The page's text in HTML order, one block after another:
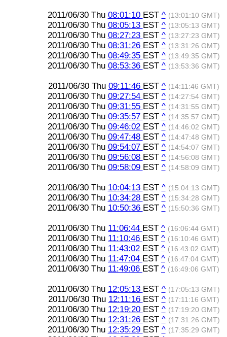
2011/06/30 Thu 08:01:10 EST ^ (13:01:10 GMT)
2011/06/30 Thu 08:05:13 EST ^ (13:05:13 GMT)
2011/06/30 Thu 08:27:23 EST ^ (13:27:23 GMT)
2011/06/30 Thu 08:31:26 EST ^ (13:31:26 GMT)
2011/06/30 Thu 08:49:35 EST ^ (13:49:35 GMT)
2011/06/30 Thu 08:53:36 EST ^ (13:53:36 GMT)
2011/06/30 Thu 09:11:46 EST ^ (14:11:46 GMT)
2011/06/30 Thu 09:27:54 EST ^ (14:27:54 GMT)
2011/06/30 Thu 09:31:55 EST ^ (14:31:55 GMT)
2011/06/30 Thu 09:35:57 EST ^ (14:35:57 GMT)
2011/06/30 Thu 09:46:02 EST ^ (14:46:02 GMT)
2011/06/30 Thu 09:47:48 EST ^ (14:47:48 GMT)
2011/06/30 Thu 09:54:07 EST ^ (14:54:07 GMT)
2011/06/30 Thu 09:56:08 EST ^ (14:56:08 GMT)
2011/06/30 Thu 09:58:09 EST ^ (14:58:09 GMT)
2011/06/30 Thu 10:04:13 EST ^ (15:04:13 GMT)
2011/06/30 Thu 10:34:28 EST ^ (15:34:28 GMT)
2011/06/30 Thu 10:50:36 EST ^ (15:50:36 GMT)
2011/06/30 Thu 11:06:44 EST ^ (16:06:44 GMT)
2011/06/30 Thu 11:10:46 EST ^ (16:10:46 GMT)
2011/06/30 Thu 11:43:02 EST ^ (16:43:02 GMT)
2011/06/30 Thu 11:47:04 EST ^ (16:47:04 GMT)
2011/06/30 Thu 11:49:06 EST ^ (16:49:06 GMT)
2011/06/30 Thu 12:05:13 EST ^ (17:05:13 GMT)
2011/06/30 Thu 12:11:16 EST ^ (17:11:16 GMT)
2011/06/30 Thu 12:19:20 EST ^ (17:19:20 GMT)
2011/06/30 Thu 12:31:26 EST ^ (17:31:26 GMT)
2011/06/30 Thu 12:35:29 EST ^ (17:35:29 GMT)